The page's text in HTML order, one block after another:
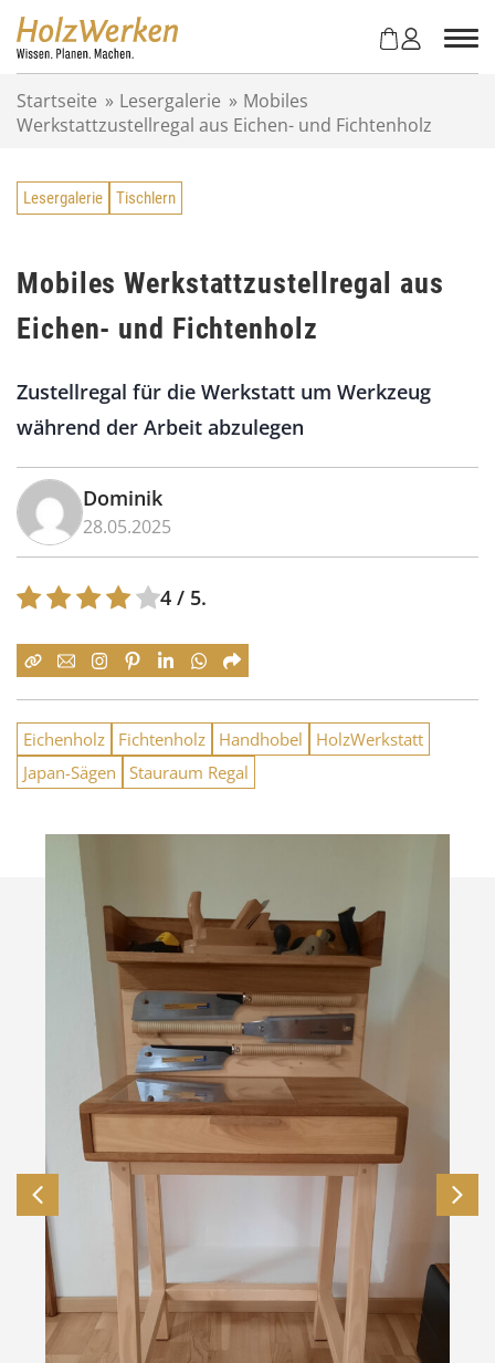
Startseite » Lesergalerie » Mobiles
Werkstattzustellregal aus Eichen- und Fichtenholz
Lesergalerie Tischlern
Mobiles Werkstattzustellregal aus
Eichen- und Fichtenholz
Zustellregal für die Werkstatt um Werkzeug
während der Arbeit abzulegen
Dominik
28.05.2025
4 / 5.
Eichenholz Fichtenholz Handhobel
HolzWerkstatt
Japan-Sägen
Stauraum Regal